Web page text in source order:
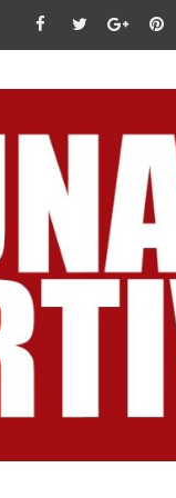
LA META
DEL
POR CUPO AL
MOUNTAIN